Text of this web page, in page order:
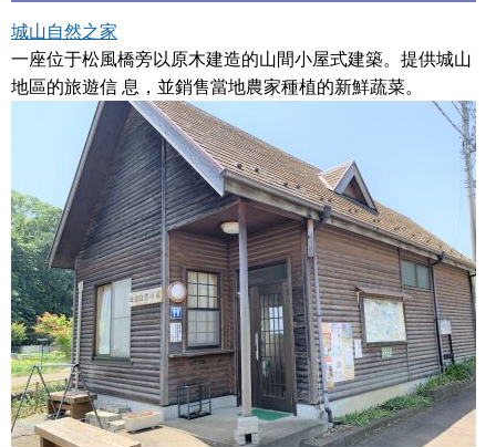
城山自然之家
一座位于松風橋旁以原木建造的山間小屋式建築。提供城山
地區的旅遊信 息，並銷售當地農家種植的新鮮蔬菜。